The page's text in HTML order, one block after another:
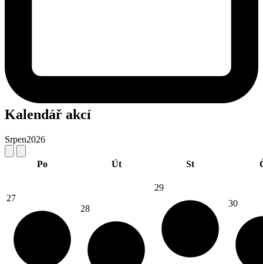
Kalendář akcí
Srpen2026
Po Út St
27
28
29
30